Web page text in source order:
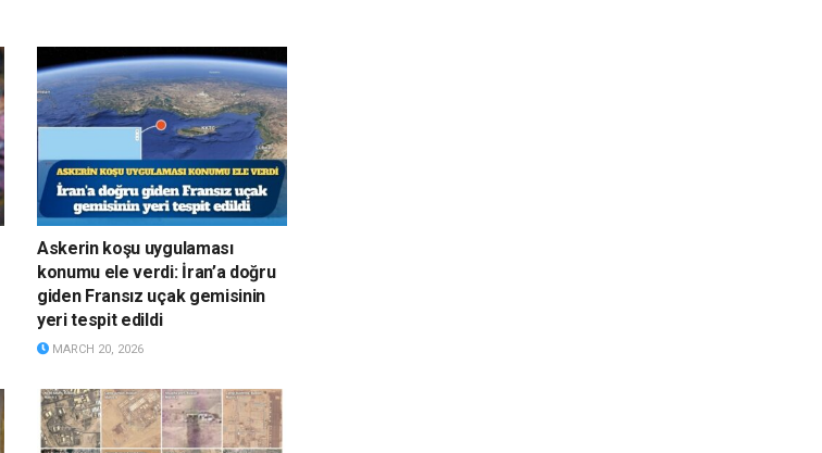
Askerin koşu uygulaması
konumu ele verdi: İran’a doğru
giden Fransız uçak gemisinin
yeri tespit edildi
MARCH 20, 2026